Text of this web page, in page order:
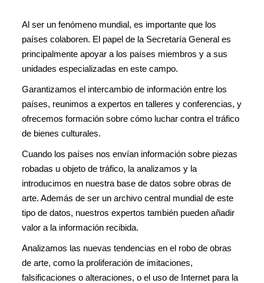
Al ser un fenómeno mundial, es importante que los
países colaboren. El papel de la Secretaría General es
principalmente apoyar a los países miembros y a sus
unidades especializadas en este campo.
Garantizamos el intercambio de información entre los
países, reunimos a expertos en talleres y conferencias, y
ofrecemos formación sobre cómo luchar contra el tráfico
de bienes culturales.
Cuando los países nos envían información sobre piezas
robadas u objeto de tráfico, la analizamos y la
introducimos en nuestra base de datos sobre obras de
arte. Además de ser un archivo central mundial de este
tipo de datos, nuestros expertos también pueden añadir
valor a la información recibida.
Analizamos las nuevas tendencias en el robo de obras
de arte, como la proliferación de imitaciones,
falsificaciones o alteraciones, o el uso de Internet para la